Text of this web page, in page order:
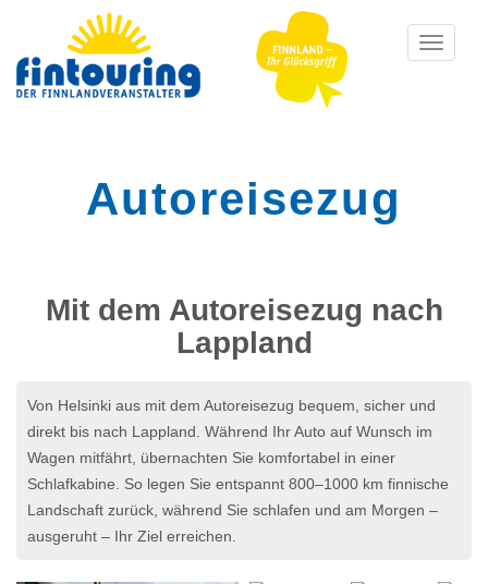
Toggle
Autoreisezug
Mit dem Autoreisezug nach
Lappland
Von Helsinki aus mit dem Autoreisezug bequem, sicher und
direkt bis nach Lappland. Während Ihr Auto auf Wunsch im
Wagen mitfährt, übernachten Sie komfortabel in einer
Schlafkabine. So legen Sie entspannt 800–1000 km finnische
Landschaft zurück, während Sie schlafen und am Morgen –
ausgeruht – Ihr Ziel erreichen.